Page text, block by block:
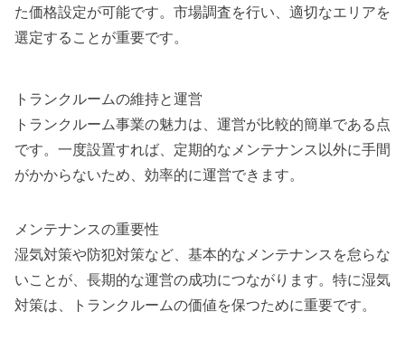
た価格設定が可能です。市場調査を行い、適切なエリアを
選定することが重要です。
トランクルームの維持と運営
トランクルーム事業の魅力は、運営が比較的簡単である点
です。一度設置すれば、定期的なメンテナンス以外に手間
がかからないため、効率的に運営できます。
メンテナンスの重要性
湿気対策や防犯対策など、基本的なメンテナンスを怠らな
いことが、長期的な運営の成功につながります。特に湿気
対策は、トランクルームの価値を保つために重要です。